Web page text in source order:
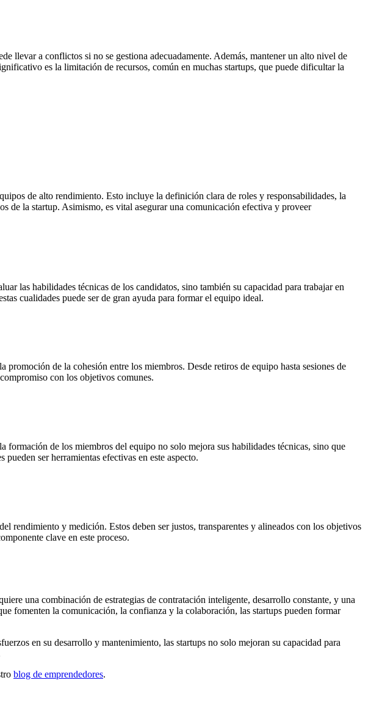
llevar a conflictos si no se gestiona adecuadamente. Además, mantener un alto nivel de
es la limitación de recursos, común en muchas startups, que puede dificultar la
de alto rendimiento. Esto incluye la definición clara de roles y responsabilidades, la
de la startup. Asimismo, es vital asegurar una comunicación efectiva y proveer
las habilidades técnicas de los candidatos, sino también su capacidad para trabajar en
cualidades puede ser de gran ayuda para formar el equipo ideal.
de la cohesión entre los miembros. Desde retiros de equipo hasta sesiones de
con los objetivos comunes.
de los miembros del equipo no solo mejora sus habilidades técnicas, sino que
ser herramientas efectivas en este aspecto.
rendimiento y medición. Estos deben ser justos, transparentes y alineados con los objetivos
clave en este proceso.
una combinación de estrategias de contratación inteligente, desarrollo constante, y una
fomenten la comunicación, la confianza y la colaboración, las startups pueden formar
en su desarrollo y mantenimiento, las startups no solo mejoran su capacidad para
blog de emprendedores.